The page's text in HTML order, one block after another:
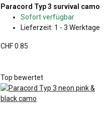
Paracord Typ 3 survival camo
Sofort verfügbar
Lieferzeit: 1 - 3 Werktage
CHF 0.85
Top bewertet